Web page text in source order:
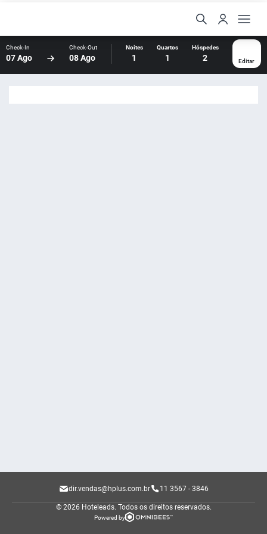
Check-In
07 Ago
Check-Out
08 Ago
Noites
1
Quartos
1
Hóspedes
2 Editar
dir.vendas@hplus.com.br 11 3567 - 3846
© 2026 Hoteleads. Todos os direitos reservados.
Powered by